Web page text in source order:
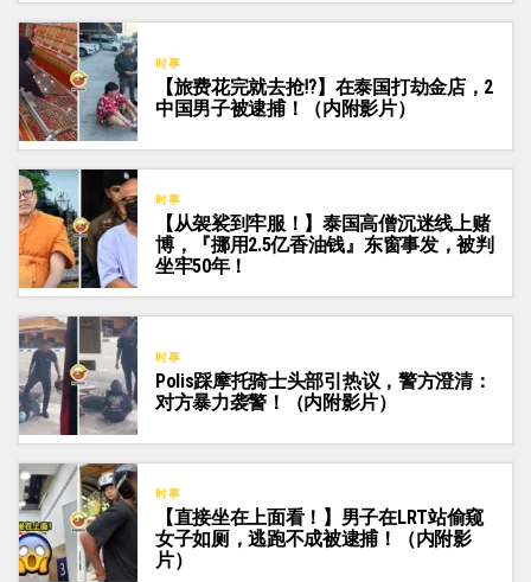
时事
【旅费花完就去抢⁉️】在泰国打劫金店，2
中国男子被逮捕！（内附影片）
时事
【从袈裟到牢服！】泰国高僧沉迷线上赌
博，『挪用2.5亿香油钱』东窗事发，被判
坐牢50年！
时事
Polis踩摩托骑士头部引热议，警方澄清：
对方暴力袭警！（内附影片）
时事
【直接坐在上面看！】男子在LRT站偷窥
女子如厕，逃跑不成被逮捕！（内附影
片）